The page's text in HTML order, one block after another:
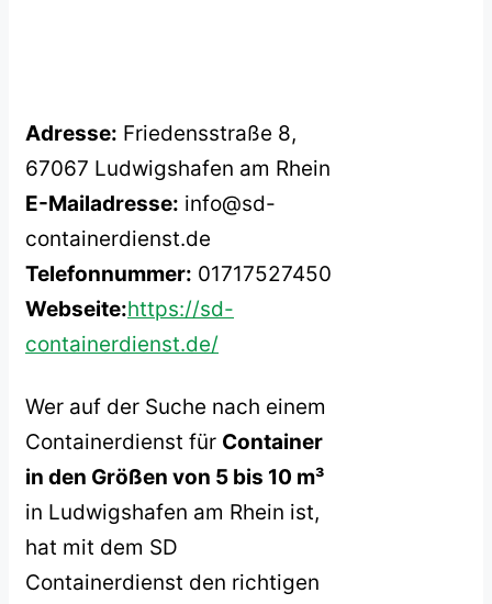
Adresse: Friedensstraße 8,
67067 Ludwigshafen am Rhein
E-Mailadresse: info@sd-
containerdienst.de
Telefonnummer: 01717527450
Webseite:https://sd-
containerdienst.de/
Wer auf der Suche nach einem
Containerdienst für Container
in den Größen von 5 bis 10 m³
in Ludwigshafen am Rhein ist,
hat mit dem SD
Containerdienst den richtigen